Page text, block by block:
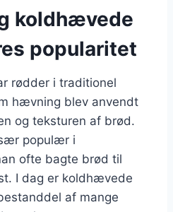
koldhævede
popularitet
rødder i traditionel
hævning blev anvendt
og teksturen af brød.
populær i
ofte bagte brød til
I dag er koldhævede
af mange